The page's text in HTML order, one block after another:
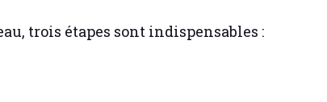
trois étapes sont indispensables :